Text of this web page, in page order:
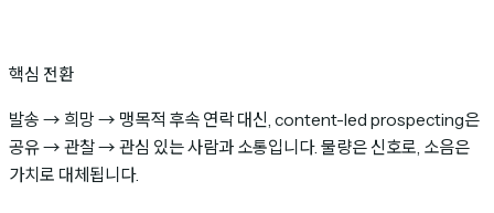
핵심 전환
발송 → 희망 → 맹목적 후속 연락 대신, content-led prospecting은
공유 → 관찰 → 관심 있는 사람과 소통입니다. 물량은 신호로, 소음은
가치로 대체됩니다.